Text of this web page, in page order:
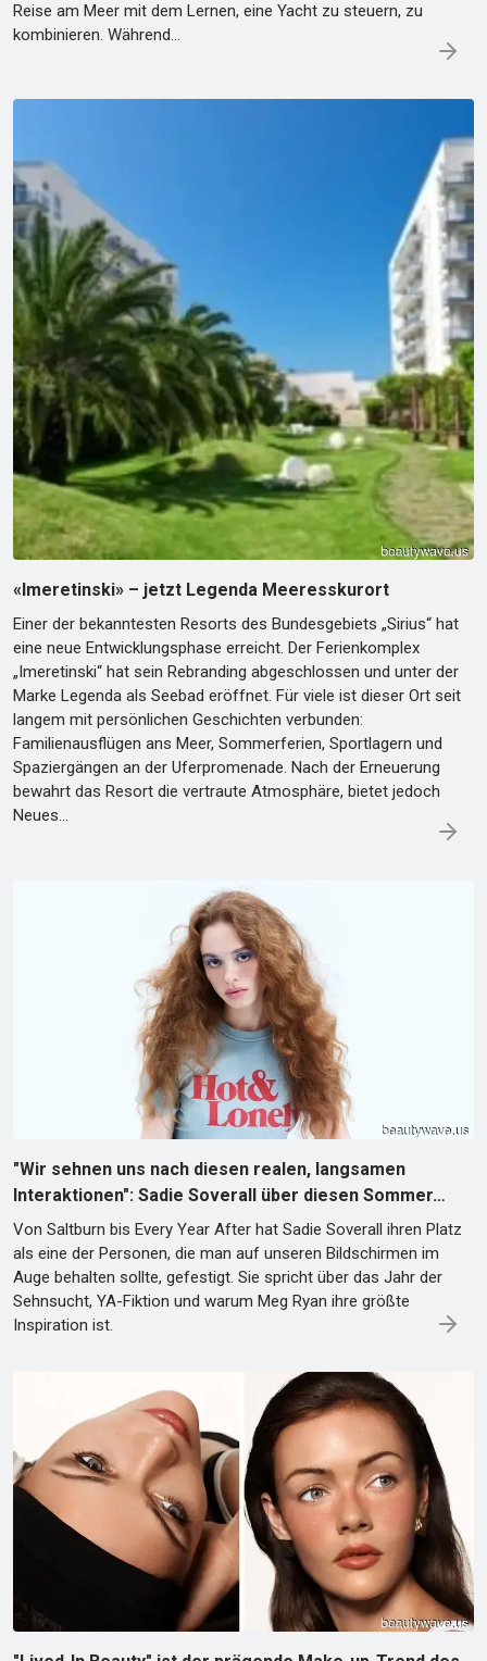
Reise am Meer mit dem Lernen, eine Yacht zu steuern, zu
kombinieren. Während…
«Imeretinski» – jetzt Legenda Meeresskurort
Einer der bekanntesten Resorts des Bundesgebiets „Sirius“ hat
eine neue Entwicklungsphase erreicht. Der Ferienkomplex
„Imeretinski“ hat sein Rebranding abgeschlossen und unter der
Marke Legenda als Seebad eröffnet. Für viele ist dieser Ort seit
langem mit persönlichen Geschichten verbunden:
Familienausflügen ans Meer, Sommerferien, Sportlagern und
Spaziergängen an der Uferpromenade. Nach der Erneuerung
bewahrt das Resort die vertraute Atmosphäre, bietet jedoch
Neues…
"Wir sehnen uns nach diesen realen, langsamen
Interaktionen": Sadie Soverall über diesen Sommer…
Von Saltburn bis Every Year After hat Sadie Soverall ihren Platz
als eine der Personen, die man auf unseren Bildschirmen im
Auge behalten sollte, gefestigt. Sie spricht über das Jahr der
Sehnsucht, YA-Fiktion und warum Meg Ryan ihre größte
Inspiration ist.